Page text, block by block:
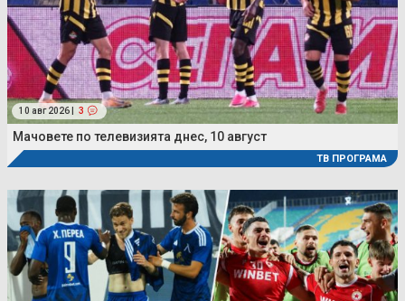
10 авг 2026 | 3
Мачовете по телевизията днес, 10 август
ТВ ПРОГРАМА